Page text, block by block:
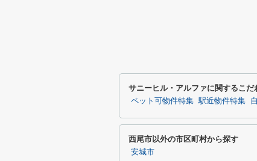
サニーヒル・アルファに関するこだ
ペット可物件特集 駅近物件特集
西尾市以外の市区町村から探す
安城市